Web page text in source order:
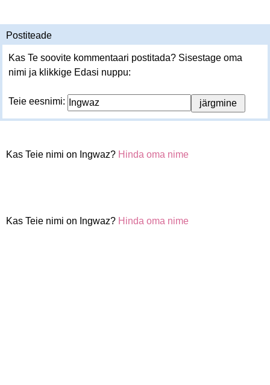
Postiteade
Kas Te soovite kommentaari postitada? Sisestage oma
nimi ja klikkige Edasi nuppu:
Teie eesnimi:
Kas Teie nimi on Ingwaz? Hinda oma nime
Kas Teie nimi on Ingwaz? Hinda oma nime